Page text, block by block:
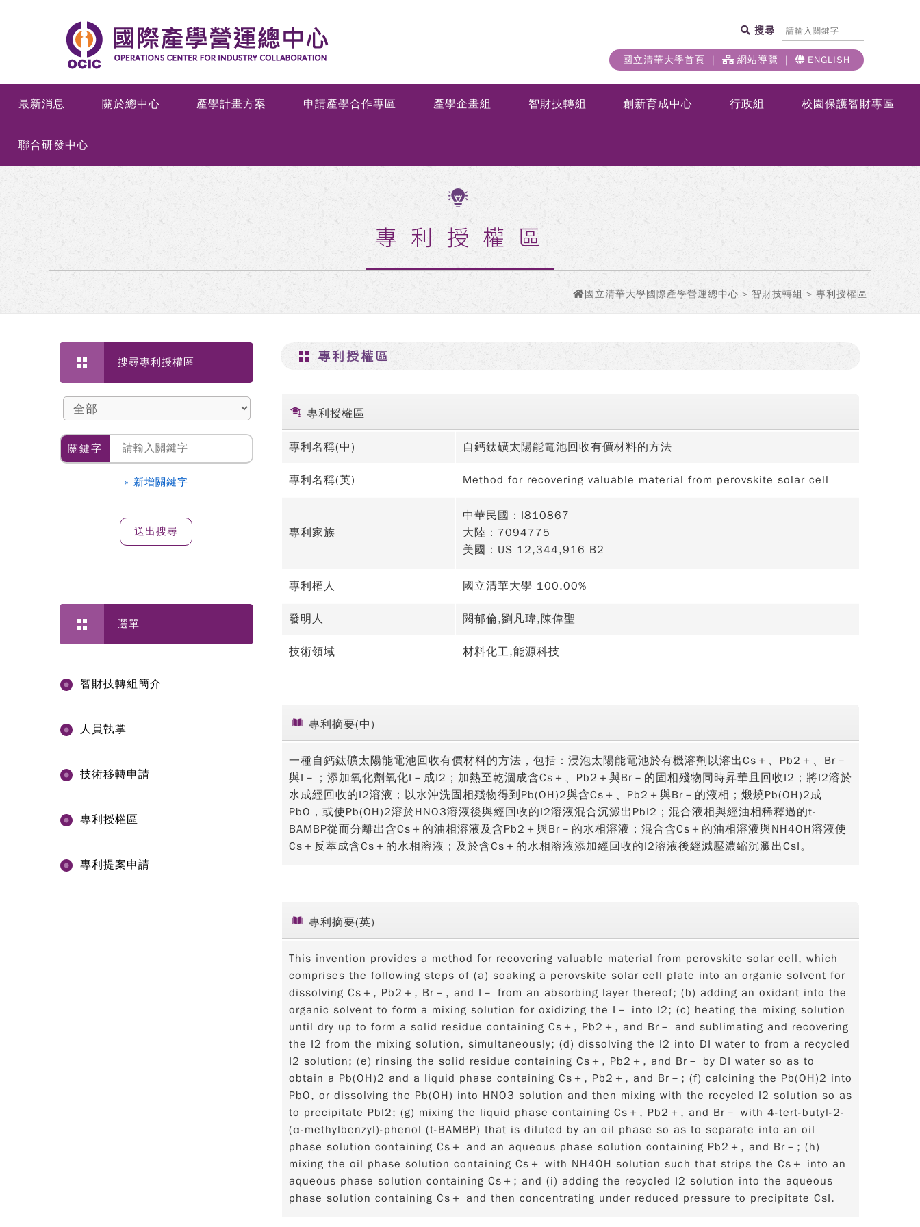
搜尋
國立清華大學首頁 網站導覽 ENGLISH
最新消息 關於總中心 產學計畫方案 申請產學合作專區 產學企畫組 智財技轉組 創新育成中心 行政組 校園保護智財專區
聯合研發中心
專利授權區
國立清華大學國際產學營運總中心 > 智財技轉組 > 專利授權區
搜尋專利授權區
關鍵字
» 新增關鍵字
選單
智財技轉組簡介
人員執掌
技術移轉申請
專利授權區
專利提案申請
專利授權區
專利授權區
專利名稱(中) 自鈣鈦礦太陽能電池回收有價材料的方法
專利名稱(英) Method for recovering valuable material from perovskite solar cell
專利家族
中華民國：I810867
大陸：7094775
美國：US 12,344,916 B2
專利權人 國立清華大學 100.00%
發明人 闕郁倫,劉凡瑋,陳偉聖
技術領域 材料化工,能源科技
專利摘要(中)
一種自鈣鈦礦太陽能電池回收有價材料的方法，包括：浸泡太陽能電池於有機溶劑以溶出Cs＋、Pb2＋、Br－
與I－；添加氧化劑氧化I－成I2；加熱至乾涸成含Cs＋、Pb2＋與Br－的固相殘物同時昇華且回收I2；將I2溶於
水成經回收的I2溶液；以水沖洗固相殘物得到Pb(OH)2與含Cs＋、Pb2＋與Br－的液相；煅燒Pb(OH)2成
PbO，或使Pb(OH)2溶於HNO3溶液後與經回收的I2溶液混合沉澱出PbI2；混合液相與經油相稀釋過的t-
BAMBP從而分離出含Cs＋的油相溶液及含Pb2＋與Br－的水相溶液；混合含Cs＋的油相溶液與NH4OH溶液使
Cs＋反萃成含Cs＋的水相溶液；及於含Cs＋的水相溶液添加經回收的I2溶液後經減壓濃縮沉澱出CsI。
專利摘要(英)
This invention provides a method for recovering valuable material from perovskite solar cell, which
comprises the following steps of (a) soaking a perovskite solar cell plate into an organic solvent for
dissolving Cs＋, Pb2＋, Br－, and I－ from an absorbing layer thereof; (b) adding an oxidant into the
organic solvent to form a mixing solution for oxidizing the I－ into I2; (c) heating the mixing solution
until dry up to form a solid residue containing Cs＋, Pb2＋, and Br－ and sublimating and recovering
the I2 from the mixing solution, simultaneously; (d) dissolving the I2 into DI water to from a recycled
I2 solution; (e) rinsing the solid residue containing Cs＋, Pb2＋, and Br－ by DI water so as to
obtain a Pb(OH)2 and a liquid phase containing Cs＋, Pb2＋, and Br－; (f) calcining the Pb(OH)2 into
PbO, or dissolving the Pb(OH) into HNO3 solution and then mixing with the recycled I2 solution so as
to precipitate PbI2; (g) mixing the liquid phase containing Cs＋, Pb2＋, and Br－ with 4-tert-butyl-2-
(α-methylbenzyl)-phenol (t-BAMBP) that is diluted by an oil phase so as to separate into an oil
phase solution containing Cs＋ and an aqueous phase solution containing Pb2＋, and Br－; (h)
mixing the oil phase solution containing Cs＋ with NH4OH solution such that strips the Cs＋ into an
aqueous phase solution containing Cs＋; and (i) adding the recycled I2 solution into the aqueous
phase solution containing Cs＋ and then concentrating under reduced pressure to precipitate CsI.